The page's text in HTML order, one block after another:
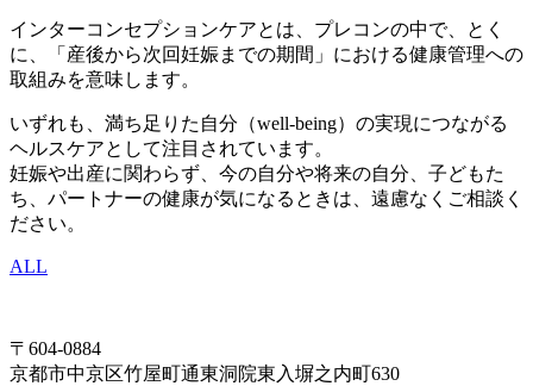
インターコンセプションケアとは、プレコンの中で、とく
に、「産後から次回妊娠までの期間」における健康管理への
取組みを意味します。
いずれも、満ち足りた自分（well-being）の実現につながる
ヘルスケアとして注目されています。
妊娠や出産に関わらず、今の自分や将来の自分、子どもた
ち、パートナーの健康が気になるときは、遠慮なくご相談く
ださい。
ALL
〒604-0884
京都市中京区竹屋町通東洞院東入塀之内町630